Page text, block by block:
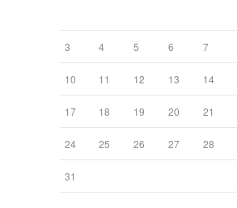
3 4 5 6 7
10 11 12 13 14
17 18 19 20 21
24 25 26 27 28
31